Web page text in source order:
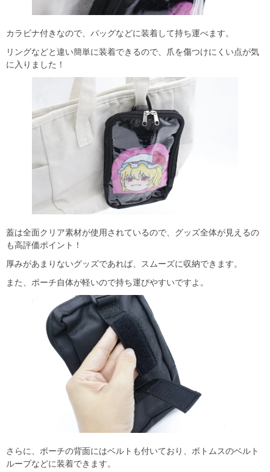
カラビナ付きなので、バッグなどに装着して持ち運べます。
リングなどと違い簡単に装着できるので、爪を傷つけにくい点が気
に入りました！
蓋は全面クリア素材が使用されているので、グッズ全体が見えるの
も高評価ポイント！
厚みがあまりないグッズであれば、スムーズに収納できます。
また、ポーチ自体が軽いので持ち運びやすいですよ。
さらに、ポーチの背面にはベルトも付いており、ボトムスのベルト
ループなどに装着できます。